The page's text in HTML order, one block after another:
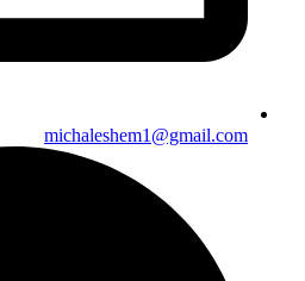
michaleshem1@gmail.com